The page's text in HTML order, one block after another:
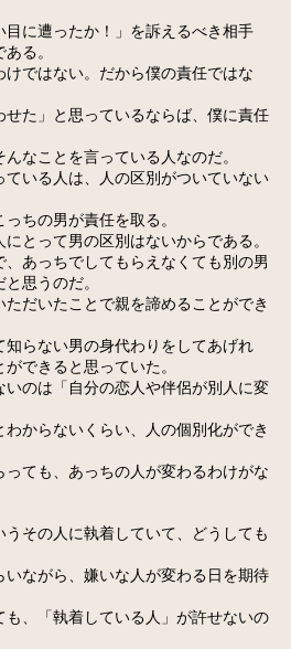
に遭ったか！」を訴えるべき相手
る。
ではない。だから僕の責任ではな
た」と思っているならば、僕に責任
なことを言っている人なのだ。
いる人は、人の区別がついていない
ちの男が責任を取る。
とって男の区別はないからである。
あっちでしてもらえなくても別の男
思うのだ。
だいたことで親を諦めることができ
らない男の身代わりをしてあげれ
できると思っていた。
のは「自分の恋人や伴侶が別人に変
からないくらい、人の個別化ができ
ても、あっちの人が変わるわけがな
その人に執着していて、どうしても
ながら、嫌いな人が変わる日を期待
、「執着している人」が許せないの